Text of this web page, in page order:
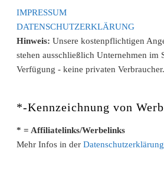
IMPRESSUM
DATENSCHUTZERKLÄRUNG
Hinweis: Unsere kostenpflichtigen
stehen ausschließlich Unternehmen im
Verfügung - keine privaten Verbraucher.
*-Kennzeichnung von
* = Affiliatelinks/Werbelinks
Mehr Infos in derDatenschutzerklärung